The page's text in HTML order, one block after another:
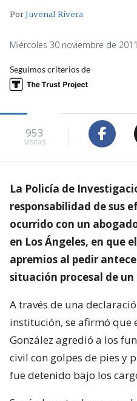
PorJuvenal Rivera
Miércoles 30 noviembre de
Seguimos criterios de
953
visitas
La Policía de
responsabilidad de sus
ocurrido con un
en Los Ángeles, en que
apremios al pedir
situación procesal de
A través de una
institución, se afirmó que
González agredió a los
civil con golpes de pies y
fue detenido bajo los